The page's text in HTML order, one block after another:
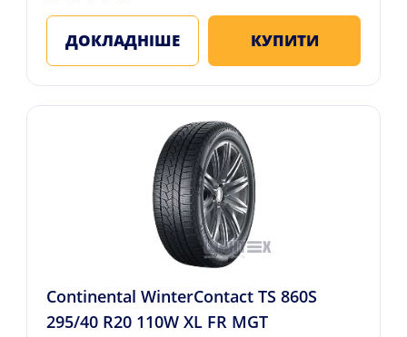
ДОКЛАДНІШЕ КУПИТИ
Continental WinterContact TS 860S
295/40 R20 110W XL FR MGT